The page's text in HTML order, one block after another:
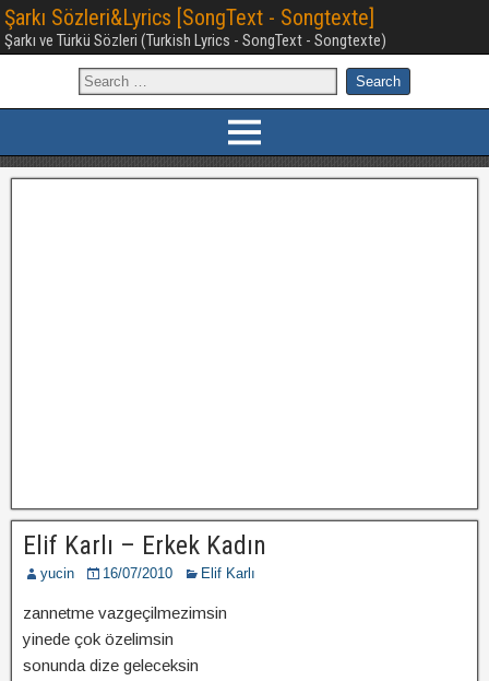
Şarkı Sözleri&Lyrics [SongText - Songtexte]
Şarkı ve Türkü Sözleri (Turkish Lyrics - SongText - Songtexte)
Elif Karlı – Erkek Kadın
yucin 16/07/2010 Elif Karlı
zannetme vazgeçilmezimsin
yinede çok özelimsin
sonunda dize geleceksin